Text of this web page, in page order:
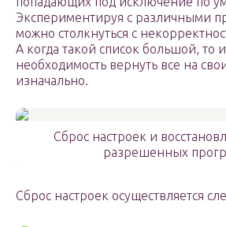
Экспериментируя с различными
можно столкнуться с
А когда такой список большой, то
необходимость вернуть все на
изначально.
Сброс настроек и
разрешенных
Сброс настроек осуществляется